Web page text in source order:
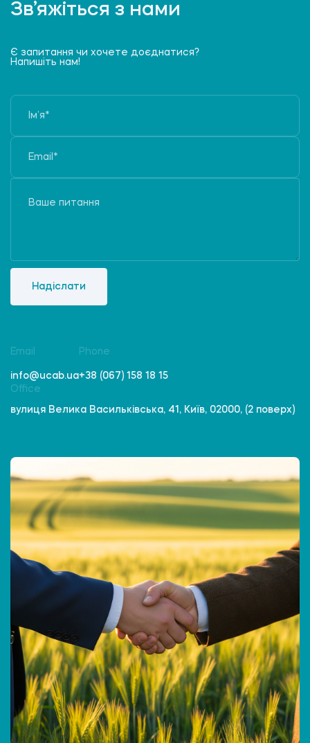
Зв’яжіться з нами
Є запитання чи хочете доєднатися?
Напишіть нам!
Надіслати
Email
info@ucab.ua
Phone
+38 (067) 158 18 15
Office
вулиця Велика Васильківська, 41, Київ, 02000, (2 поверх)